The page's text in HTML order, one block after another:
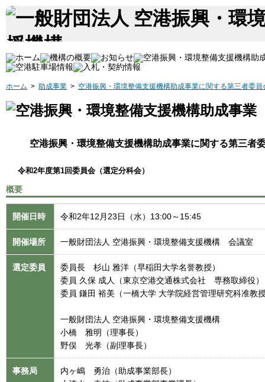
ホーム > 助成事業 > 空港振興・環境整備支援機構助成事業に関する第三者委員
空港振興・環境整備支援機構助成事業に関する第三者
令和2年度第1回委員会（選定分科会）
概要
開催日時 令和2年12月23日（水）13:00～15:45
開催場所 一般財団法人 空港振興・環境整備支援機構 会議室
選定委員
委員長 杉山 雅洋（早稲田大学名誉教授）
委員 久保 成人（東京空港交通株式会社 専務取締役）
委員 鎌田 裕美（一橋大学 大学院経営管理研究科准教
一般財団法人 空港振興・環境整備支援機構
小橋 雅明（理事長）
野俣 光孝（副理事長）
事務局
内ヶ嶋 勇治（助成事業部長）